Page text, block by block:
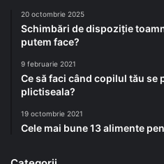
20 octombrie 2025
Schimbări de dispoziție
putem face?
9 februarie 2021
Ce să faci când copilul tău se
plictiseala?
19 octombrie 2021
Cele mai bune 13 alimente